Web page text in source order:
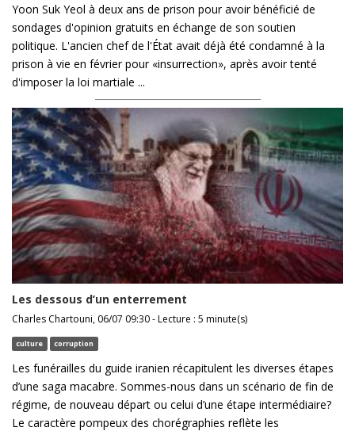
Yoon Suk Yeol à deux ans de prison pour avoir bénéficié de
sondages d'opinion gratuits en échange de son soutien
politique. L'ancien chef de l'État avait déjà été condamné à la
prison à vie en février pour «insurrection», après avoir tenté
d'imposer la loi martiale ...
Les dessous d’un enterrement
Charles Chartouni, 06/07 09:30 - Lecture : 5 minute(s)
culture corruption
Les funérailles du guide iranien récapitulent les diverses étapes
d’une saga macabre. Sommes-nous dans un scénario de fin de
régime, de nouveau départ ou celui d’une étape intermédiaire?
Le caractère pompeux des chorégraphies reflète les